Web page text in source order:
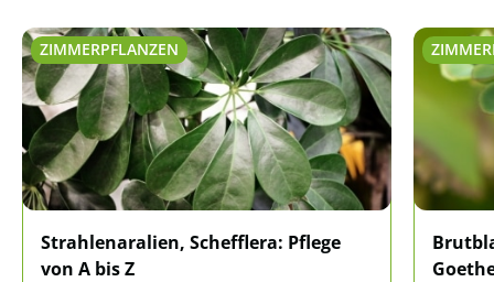
ZIMMERPFLANZEN
Strahlenaralien, Schefflera: Pflege
von A bis Z